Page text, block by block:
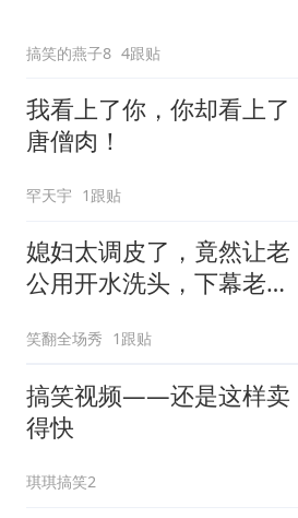
搞笑的燕子8 4跟贴
我看上了你，你却看上了
唐僧肉！
罕天宇 1跟贴
媳妇太调皮了，竟然让老
公用开水洗头，下幕老公
笑翻全场秀 1跟贴
搞笑视频——还是这样卖
得快
琪琪搞笑2